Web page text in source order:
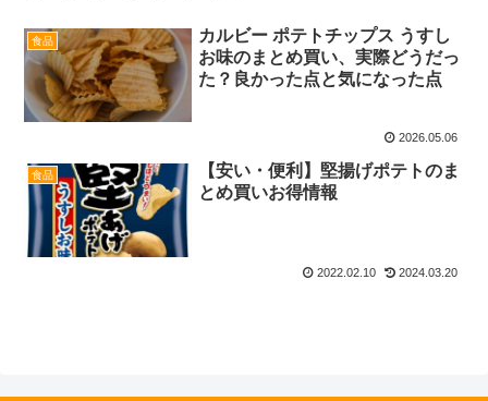
食品
カルビー ポテトチップス うすし
お味のまとめ買い、実際どうだっ
た？良かった点と気になった点
2026.05.06
食品
【安い・便利】堅揚げポテトのま
とめ買いお得情報
2022.02.10 2024.03.20